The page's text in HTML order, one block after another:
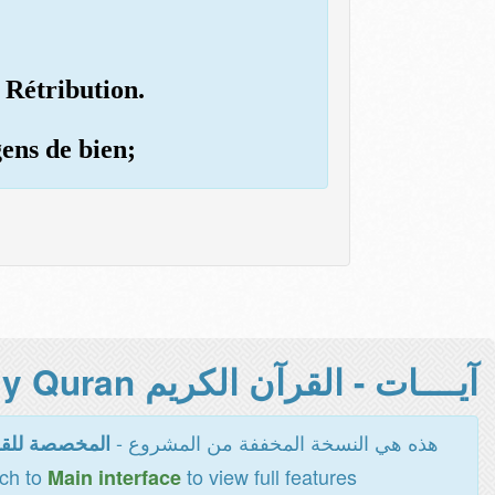
Rétribution.
de bien;
آيــــات - القرآن الكريم Holy Quran -
هذه هي النسخة المخففة من المشروع - المخصصة
to Main interfaceto view full features